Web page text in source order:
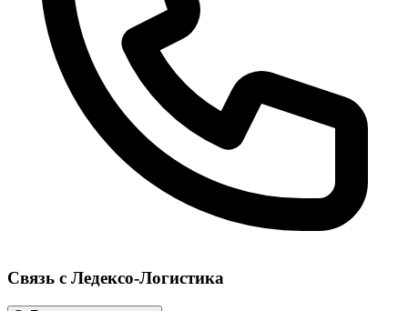
Связь с Ледексо-Логистика